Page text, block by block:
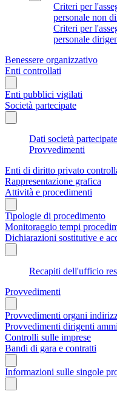
Criteri per
personale non
Criteri per
personale
Benessere organizzativo
Enti controllati
Enti pubblici vigilati
Società partecipate
Dati società partecipate
Provvedimenti
Enti di diritto privato
Rappresentazione grafica
Attività e procedimenti
Tipologie di procedimento
Monitoraggio tempi
Dichiarazioni sostitutive e
Recapiti dell'ufficio
Provvedimenti
Provvedimenti organi
Provvedimenti dirigenti
Controlli sulle imprese
Bandi di gara e contratti
Informazioni sulle singole